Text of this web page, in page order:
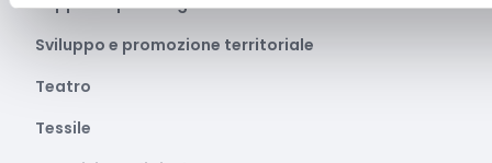
Sviluppo e promozione territoriale
Teatro
Tessile